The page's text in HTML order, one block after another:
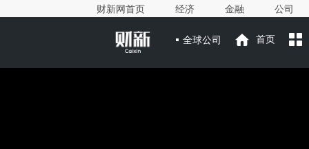
财新网首页 经济 金融 公司
全球公司 首页